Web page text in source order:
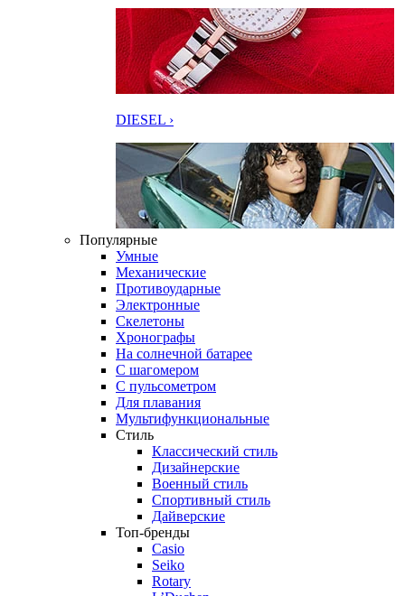
DIESEL ›
Популярные
Умные
Механические
Противоударные
Электронные
Скелетоны
Хронографы
На солнечной батарее
С шагомером
С пульсометром
Для плавания
Мультифункциональные
Стиль
Классический стиль
Дизайнерские
Военный стиль
Спортивный стиль
Дайверские
Топ-бренды
Casio
Seiko
Rotary